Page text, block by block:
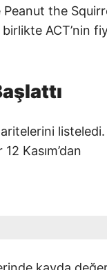
the
ACT’nin
listeledi.
Kasım’dan